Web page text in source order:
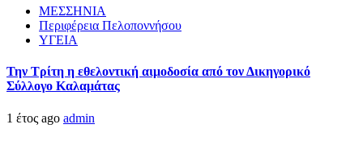
ΜΕΣΣΗΝΙΑ
Περιφέρεια Πελοποννήσου
ΥΓΕΙΑ
Την Τρίτη η εθελοντική αιμοδοσία από τον Δικηγορικό
Σύλλογο Καλαμάτας
1 έτος ago admin